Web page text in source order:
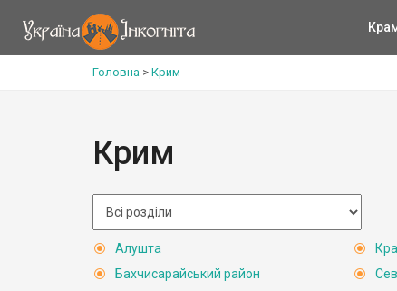
Головна > Крим
Крим
Алушта
Бахчисарайський район